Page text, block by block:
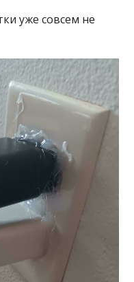
уже совсем не